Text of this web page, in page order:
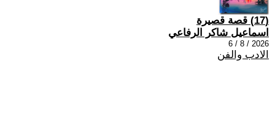
(17) قصة قصيرة
اسماعيل شاكر الرفاعي
2026 / 8 / 6
الادب والفن